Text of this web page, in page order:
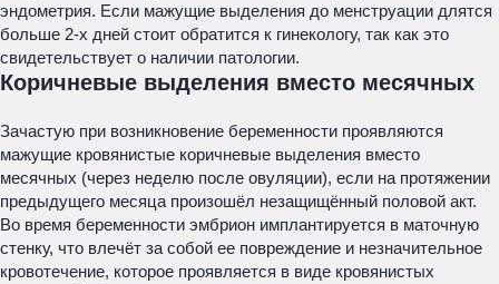
эндометрия. Если мажущие выделения до менструации длятся
больше 2-х дней стоит обратится к гинекологу, так как это
свидетельствует о наличии патологии.
Коричневые выделения вместо месячных
Зачастую при возникновение беременности проявляются
мажущие кровянистые коричневые выделения вместо
месячных (через неделю после овуляции), если на протяжении
предыдущего месяца произошёл незащищённый половой акт.
Во время беременности эмбрион имплантируется в маточную
стенку, что влечёт за собой ее повреждение и незначительное
кровотечение, которое проявляется в виде кровянистых